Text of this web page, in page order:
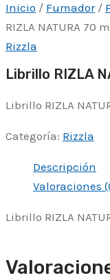
Inicio / Fumador/
RIZLA NATURA 70
Rizzla
Librillo RIZLA
Librillo RIZLA
Categoría: Rizzla
Descripción
Valoraciones
Librillo RIZLA